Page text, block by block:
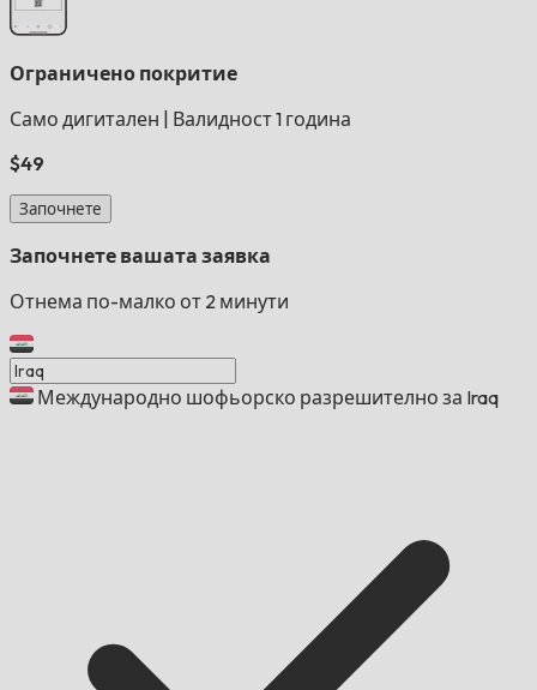
Ограничено покритие
Само дигитален
Валидност 1 година
$49
Започнете
Започнете вашата заявка
Отнема по-малко от 2 минути
Международно шофьорско разрешително за Iraq